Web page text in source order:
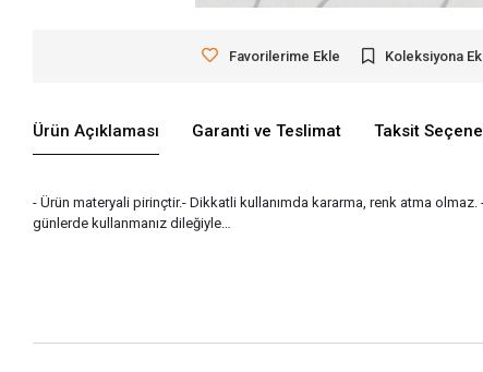
Favorilerime Ekle Koleksiyona
Ürün Açıklaması Garanti ve Teslimat Taksit
- Ürün materyali pirinçtir.- Dikkatli kullanımda kararma, renk atma olmaz.
günlerde kullanmanız dileğiyle…